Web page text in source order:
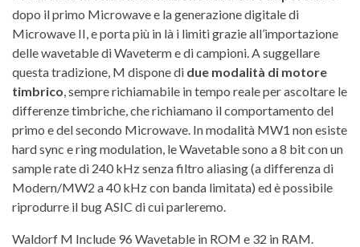
dopo il primo Microwave e la generazione digitale di
Microwave II, e porta più in là i limiti grazie all’importazione
delle wavetable di Waveterm e di campioni. A suggellare
questa tradizione, M dispone di due modalità di motore
timbrico , sempre richiamabile in tempo reale per ascoltare le
differenze timbriche, che richiamano il comportamento del
primo e del secondo Microwave. In modalità MW1 non esiste
hard sync e ring modulation, le Wavetable sono a 8 bit con un
sample rate di 240 kHz senza filtro aliasing (a differenza di
Modern/MW2 a 40 kHz con banda limitata) ed è possibile
riprodurre il bug ASIC di cui parleremo.
Waldorf M Include 96 Wavetable in ROM e 32 in RAM.